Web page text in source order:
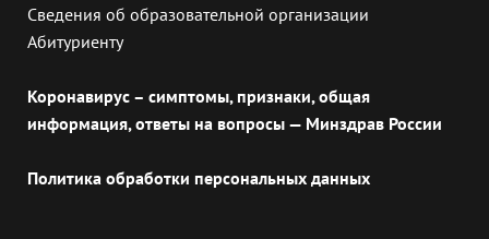
Сведения об образовательной организации
Абитуриенту
Коронавирус – симптомы, признаки, общая
информация, ответы на вопросы — Минздрав России
Политика обработки персональных данных